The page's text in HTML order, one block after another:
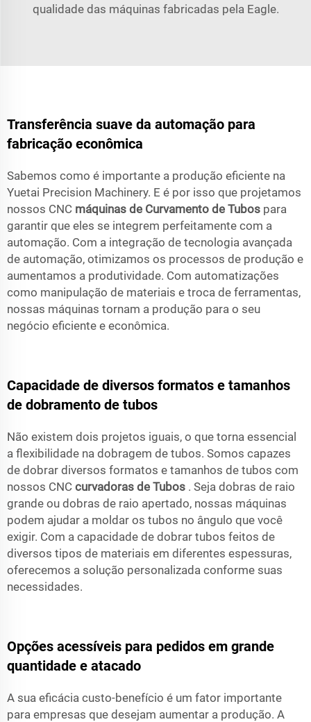
qualidade das máquinas fabricadas pela Eagle.
Transferência suave da automação para
fabricação econômica
Sabemos como é importante a produção eficiente na
Yuetai Precision Machinery. E é por isso que projetamos
nossos CNC máquinas de Curvamento de Tubos para
garantir que eles se integrem perfeitamente com a
automação. Com a integração de tecnologia avançada
de automação, otimizamos os processos de produção e
aumentamos a produtividade. Com automatizações
como manipulação de materiais e troca de ferramentas,
nossas máquinas tornam a produção para o seu
negócio eficiente e econômica.
Capacidade de diversos formatos e tamanhos
de dobramento de tubos
Não existem dois projetos iguais, o que torna essencial
a flexibilidade na dobragem de tubos. Somos capazes
de dobrar diversos formatos e tamanhos de tubos com
nossos CNC curvadoras de Tubos . Seja dobras de raio
grande ou dobras de raio apertado, nossas máquinas
podem ajudar a moldar os tubos no ângulo que você
exigir. Com a capacidade de dobrar tubos feitos de
diversos tipos de materiais em diferentes espessuras,
oferecemos a solução personalizada conforme suas
necessidades.
Opções acessíveis para pedidos em grande
quantidade e atacado
A sua eficácia custo-benefício é um fator importante
para empresas que desejam aumentar a produção. A